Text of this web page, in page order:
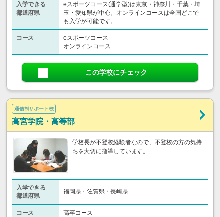
入学できる
都道府県
eスポーツコース(通学型)は東京・神奈川・千葉・埼
玉・愛知県が中心。オンラインコースは全国どこで
も入学が可能です。
コース
eスポーツコース
オンラインコース
この学校にチェック
通信制サポート校
高宮学院・高等部
学校長が不登校経験者なので、不登校の方の気持
ちを大切に指導しています。
入学できる
都道府県
福岡県・佐賀県・長崎県
コース
高卒コース